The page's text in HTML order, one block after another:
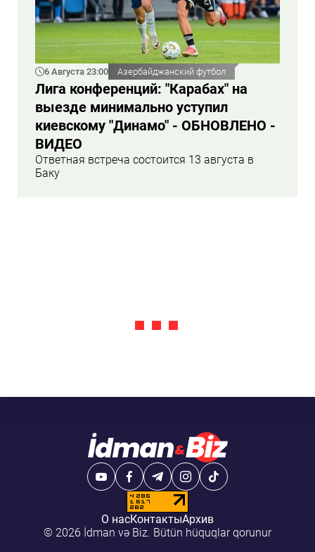
6 Августа 23:00 Азербайджанский футбол
Лига конференций: "Карабах" на
выезде минимально уступил
киевскому "Динамо" - ОБНОВЛЕНО -
ВИДЕО
Ответная встреча состоится 13 августа в
Баку
О насКонтактыАрхив
© 2026 İdman və Biz. Bütün hüquqlar qorunur